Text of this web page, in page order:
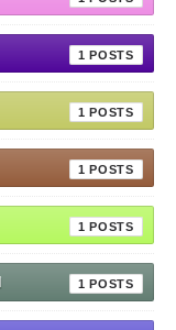
1
1
1
1
1